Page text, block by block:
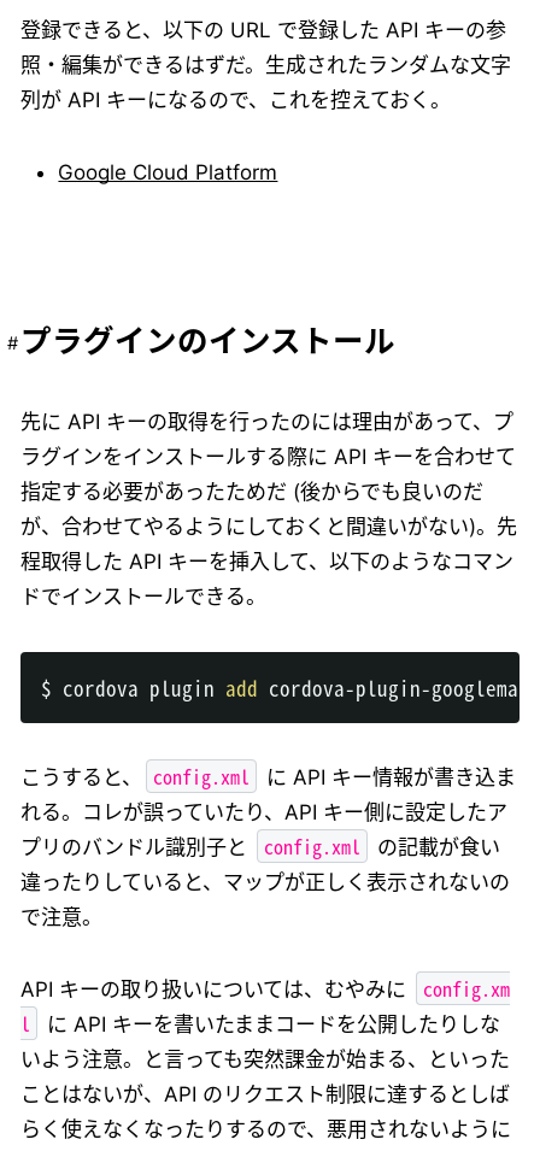
登録できると、以下の URL で登録した API キーの参
照・編集ができるはずだ。生成されたランダムな文字
列が API キーになるので、これを控えておく。
Google Cloud Platform
プラグインのインストール
先に API キーの取得を行ったのには理由があって、プ
ラグインをインストールする際に API キーを合わせて
指定する必要があったためだ (後からでも良いのだ
が、合わせてやるようにしておくと間違いがない)。先
程取得した API キーを挿入して、以下のようなコマン
ドでインストールできる。
$ cordova plugin add cordova-plugin-
こうすると、 config.xml
に API キー情報が書き込ま
れる。コレが誤っていたり、API キー側に設定したア
プリのバンドル識別子と
config.xml
の記載が食い
違ったりしていると、マップが正しく表示されないの
で注意。
API キーの取り扱いについては、むやみに
config.xm
l
に API キーを書いたままコードを公開したりしな
いよう注意。と言っても突然課金が始まる、といった
ことはないが、API のリクエスト制限に達するとしば
らく使えなくなったりするので、悪用されないように